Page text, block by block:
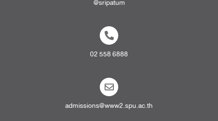
@sripatum
02 558 6888
admissions@www2.spu.ac.th